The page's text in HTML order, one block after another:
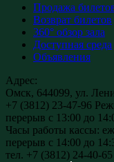
Продажа
Возврат билетов
360° обзор зала
Доступная среда
Объявления
Адрес:
Омск, 644099, ул.
+7 (3812) 23-47-96
перерыв с 13:00 до
Часы работы кассы:
перерыв с 14:00 до
тел. +7 (3812) 24-40-65